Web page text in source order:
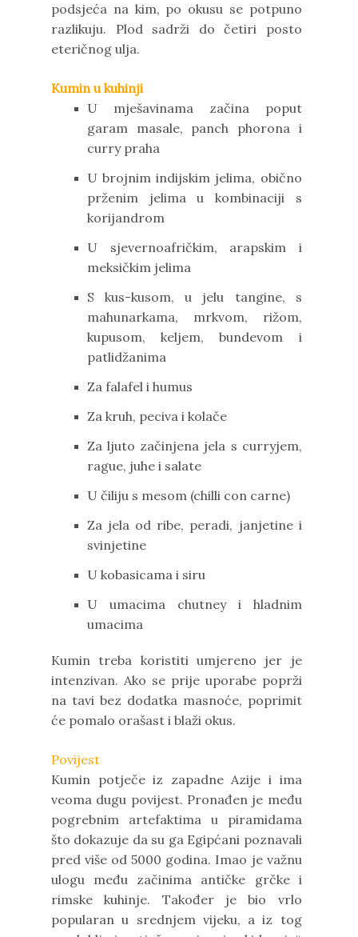
podsjeća na kim, po okusu se potpuno
razlikuju. Plod sadrži do četiri posto
eteričnog ulja.
Kumin u kuhinji
U mješavinama začina poput
garam masale, panch phorona i
curry praha
U brojnim indijskim jelima, obično
prženim jelima u kombinaciji s
korijandrom
U sjevernoafričkim, arapskim i
meksičkim jelima
S kus-kusom, u jelu tangine, s
mahunarkama, mrkvom, rižom,
kupusom, keljem, bundevom i
patlidžanima
Za falafel i humus
Za kruh, peciva i kolače
Za ljuto začinjena jela s curryjem,
rague, juhe i salate
U čiliju s mesom (chilli con carne)
Za jela od ribe, peradi, janjetine i
svinjetine
U kobasicama i siru
U umacima chutney i hladnim
umacima
Kumin treba koristiti umjereno jer je
intenzivan. Ako se prije uporabe poprži
na tavi bez dodatka masnoće, poprimit
će pomalo orašast i blaži okus.
Povijest
Kumin potječe iz zapadne Azije i ima
veoma dugu povijest. Pronađen je među
pogrebnim artefaktima u piramidama
što dokazuje da su ga Egipćani poznavali
pred više od 5000 godina. Imao je važnu
ulogu među začinima antičke grčke i
rimske kuhinje. Također je bio vrlo
popularan u srednjem vijeku, a iz tog